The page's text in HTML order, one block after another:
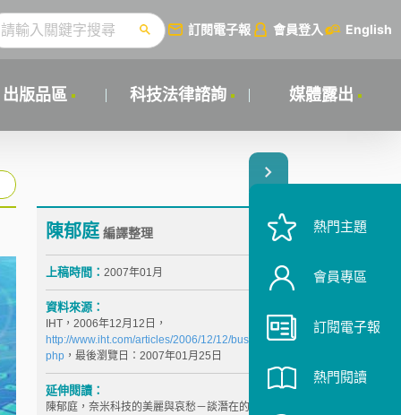
訂閱電子報 會員登入 English
出版品區 科技法律諮詢 媒體露出
陳郁庭編譯整理
上稿時間： 2007年01月
資料來源：
IHT，2006年12月12日，
http://www.iht.com/articles/2006/12/12/business/nano.
php，最後瀏覽日：2007年01月25日
延伸閱讀：
陳郁庭，奈米科技的美麗與哀愁－談潛在的健康風險及
熱門主題
會員專區
訂閱電子報
熱門閱讀